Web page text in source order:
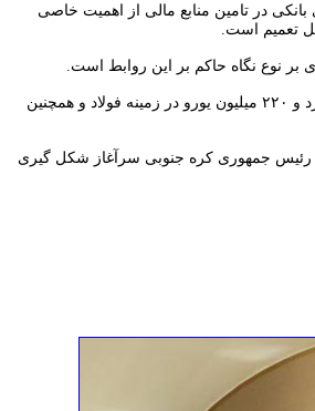
در تامین منابع مالی از اهمیت خاصی
تعمیم است.
نوع نگاه حاکم بر این روابط است.
در دیداری که روز گذشته با مدیر عامل و مدیران ارشد شرکت های «پوسکو» (POSCO) و «پوسکو- دوو» (POSCO DAEWOO )صورت پذیرفت، دو تفاهم نامه همکاری به ارزش یک میلیارد و ۲۲۰ میلیون یورو در زمینه فولاد و همچنین
رئیس جمهوری کره جنوبی سرآغاز شکل گیری